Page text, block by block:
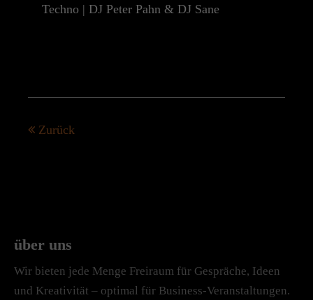
Techno | DJ Peter Pahn & DJ Sane
Zurück
über uns
Wir bieten jede Menge Freiraum für Gespräche, Ideen
und Kreativität – optimal für Business-Veranstaltungen.